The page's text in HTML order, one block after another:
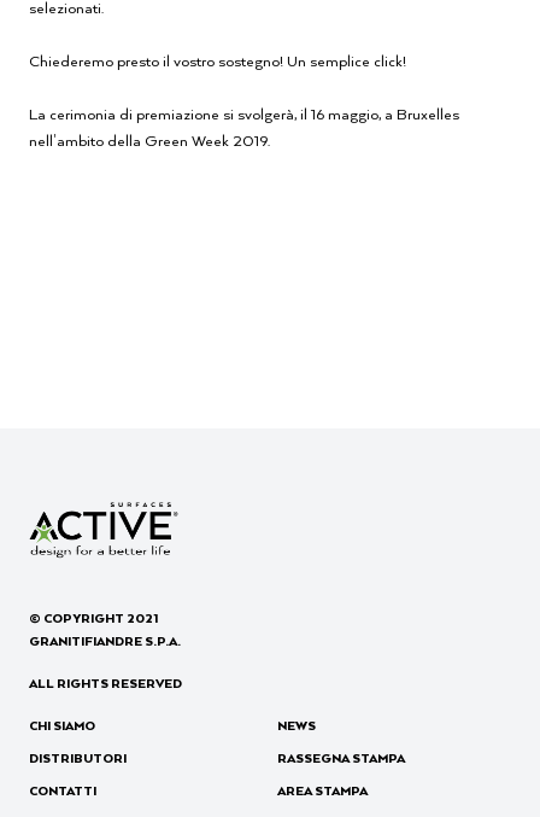
selezionati.
Chiederemo presto il vostro sostegno! Un semplice click!
La cerimonia di premiazione si svolgerà, il 16 maggio, a Bruxelles
nell'ambito della Green Week 2019.
© COPYRIGHT 2021
GRANITIFIANDRE S.P.A.
ALL RIGHTS RESERVED
CHI SIAMO
DISTRIBUTORI
CONTATTI
NEWS
RASSEGNA STAMPA
AREA STAMPA